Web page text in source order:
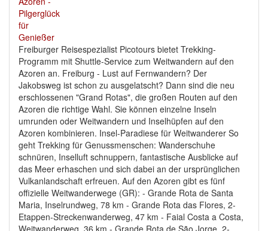
Freiburger Reisespezialist Picotours bietet Trekking-
Programm mit Shuttle-Service zum Weitwandern auf den
Azoren an. Freiburg - Lust auf Fernwandern? Der
Jakobsweg ist schon zu ausgelatscht? Dann sind die neu
erschlossenen "Grand Rotas", die großen Routen auf den
Azoren die richtige Wahl. Sie können einzelne Inseln
umrunden oder Weitwandern und Inselhüpfen auf den
Azoren kombinieren. Insel-Paradiese für Weitwanderer So
geht Trekking für Genussmenschen: Wanderschuhe
schnüren, Inselluft schnuppern, fantastische Ausblicke auf
das Meer erhaschen und sich dabei an der ursprünglichen
Vulkanlandschaft erfreuen. Auf den Azoren gibt es fünf
offizielle Weitwanderwege (GR): - Grande Rota de Santa
Maria, Inselrundweg, 78 km - Grande Rota das Flores, 2-
Etappen-Streckenwanderweg, 47 km - Faial Costa a Costa,